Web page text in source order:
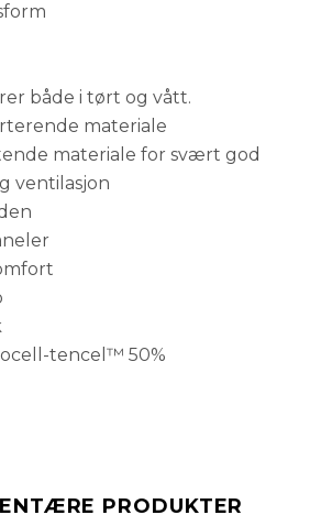
både i tørt og vått.
materiale
materiale for svært god
ventilasjon
tencel™ 50%
PRODUKTER